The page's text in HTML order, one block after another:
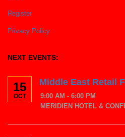
Register
Privacy Policy
NEXT EVENTS:
15
OCT
Middle East Retail
9:00 AM - 6:00 PM
MERIDIEN HOTEL &